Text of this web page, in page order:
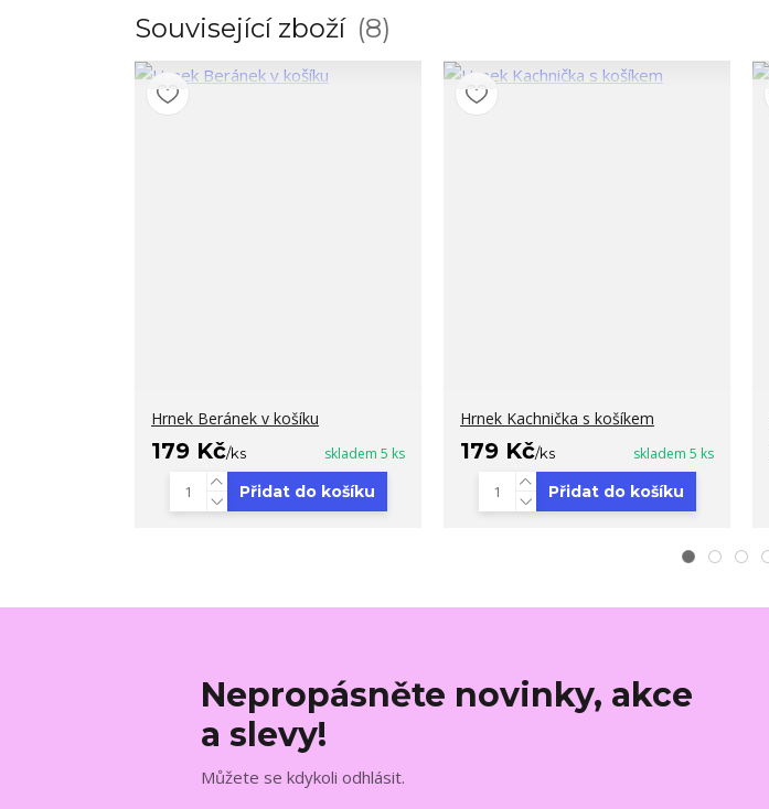
Související zboží 8
Hrnek Beránek v košíku
179 Kč/ks skladem 5 ks
Přidat do košíku
Hrnek Kachnička s košíkem
179 Kč/ks skladem 5 ks
Přidat do košíku
Nepropásněte novinky, akce
a slevy!
Můžete se kdykoli odhlásit.